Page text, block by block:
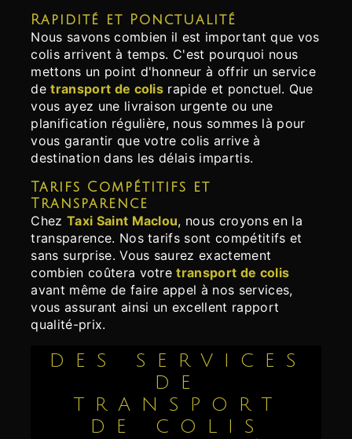
Rapidité et Ponctualité
Nous savons combien il est important que vos
colis arrivent à temps. C'est pourquoi nous
mettons un point d'honneur à offrir un service
detransport de colis rapide et ponctuel. Que
vous ayez une livraison urgente ou une
planification régulière, nous sommes là pour
vous garantir que votre colis arrive à
destination dans les délais impartis.
Tarifs Compétitifs et
Transparence
Chez Taxi Saint Maclou, nous croyons en la
transparence. Nos tarifs sont compétitifs et
sans surprise. Vous saurez exactement
combien coûtera votretransport de colis
avant même de faire appel à nos services,
vous assurant ainsi un excellent rapport
qualité-prix.
DES SERVICES
DE
TRANSPORT
DE COLIS